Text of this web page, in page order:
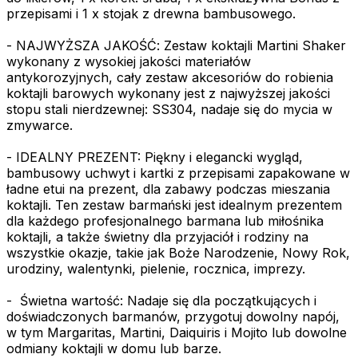
przepisami i 1 x stojak z drewna bambusowego.
- NAJWYŻSZA JAKOŚĆ: Zestaw koktajli Martini Shaker
wykonany z wysokiej jakości materiałów
antykorozyjnych, cały zestaw akcesoriów do robienia
koktajli barowych wykonany jest z najwyższej jakości
stopu stali nierdzewnej: SS304, nadaje się do mycia w
zmywarce.
- IDEALNY PREZENT: Piękny i elegancki wygląd,
bambusowy uchwyt i kartki z przepisami zapakowane w
ładne etui na prezent, dla zabawy podczas mieszania
koktajli. Ten zestaw barmański jest idealnym prezentem
dla każdego profesjonalnego barmana lub miłośnika
koktajli, a także świetny dla przyjaciół i rodziny na
wszystkie okazje, takie jak Boże Narodzenie, Nowy Rok,
urodziny, walentynki, pielenie, rocznica, imprezy.
- ️ Świetna wartość: Nadaje się dla początkujących i
doświadczonych barmanów, przygotuj dowolny napój,
w tym Margaritas, Martini, Daiquiris i Mojito lub dowolne
odmiany koktajli w domu lub barze.